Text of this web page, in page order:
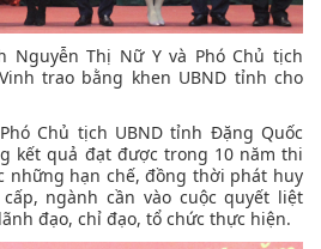
Nguyễn Thị Nữ Y và Phó Chủ tịch
trao bằng khen UBND tỉnh cho
Chủ tịch UBND tỉnh Đặng Quốc
kết quả đạt được trong 10 năm thi
những hạn chế, đồng thời phát huy
ngành cần vào cuộc quyết liệt
đạo, chỉ đạo, tổ chức thực hiện.